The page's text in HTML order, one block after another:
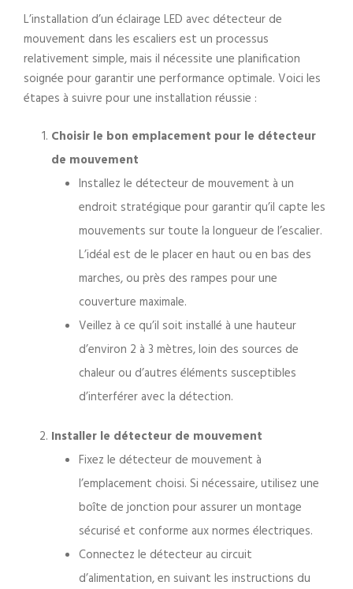
L’installation d’un éclairage LED avec détecteur de
mouvement dans les escaliers est un processus
relativement simple, mais il nécessite une planification
soignée pour garantir une performance optimale. Voici les
étapes à suivre pour une installation réussie :
Choisir le bon emplacement pour le détecteur
de mouvement
Installez le détecteur de mouvement à un
endroit stratégique pour garantir qu’il capte les
mouvements sur toute la longueur de l’escalier.
L’idéal est de le placer en haut ou en bas des
marches, ou près des rampes pour une
couverture maximale.
Veillez à ce qu’il soit installé à une hauteur
d’environ 2 à 3 mètres, loin des sources de
chaleur ou d’autres éléments susceptibles
d’interférer avec la détection.
Installer le détecteur de mouvement
Fixez le détecteur de mouvement à
l’emplacement choisi. Si nécessaire, utilisez une
boîte de jonction pour assurer un montage
sécurisé et conforme aux normes électriques.
Connectez le détecteur au circuit
d’alimentation, en suivant les instructions du